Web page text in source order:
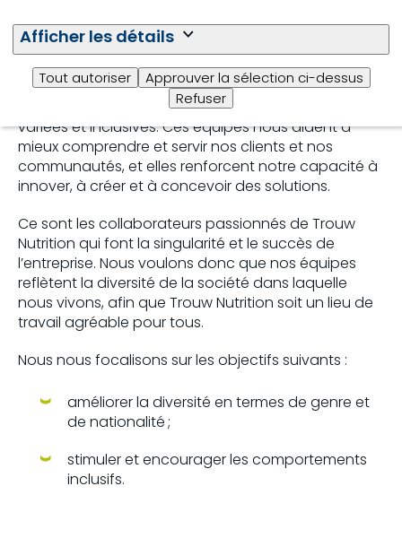
Afficher les détails
Tout autoriser
Approuver la sélection ci-dessus
Refuser
Diversité et inclusion
Trouw Nutrition est convaincu du pouvoir d’équipes
variées et inclusives. Ces équipes nous aident à
mieux comprendre et servir nos clients et nos
communautés, et elles renforcent notre capacité à
innover, à créer et à concevoir des solutions.
Ce sont les collaborateurs passionnés de Trouw
Nutrition qui font la singularité et le succès de
l’entreprise. Nous voulons donc que nos équipes
reflètent la diversité de la société dans laquelle
nous vivons, afin que Trouw Nutrition soit un lieu de
travail agréable pour tous.
Nous nous focalisons sur les objectifs suivants :
améliorer la diversité en termes de genre et
de nationalité ;
stimuler et encourager les comportements
inclusifs.